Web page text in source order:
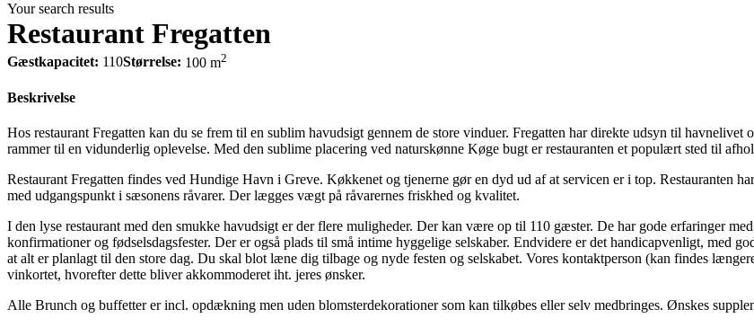
Your search results
Restaurant Fregatten
Gæstkapacitet: 110Størrelse: 100 m2
Beskrivelse
Hos restaurant Fregatten kan du se frem til en sublim havudsigt gennem de store vinduer. Fregatten har direkte udsyn til havnelivet
rammer til en vidunderlig oplevelse. Med den sublime placering ved naturskønne Køge bugt er restauranten et populært sted til
Restaurant Fregatten findes ved Hundige Havn i Greve. Køkkenet og tjenerne gør en dyd ud af at servicen er i top. Restauranten
med udgangspunkt i sæsonens råvarer. Der lægges vægt på råvarernes friskhed og kvalitet.
I den lyse restaurant med den smukke havudsigt er der flere muligheder. Der kan være op til 110 gæster. De har gode erfaringer
konfirmationer og fødselsdagsfester. Der er også plads til små intime hyggelige selskaber. Endvidere er det handicapvenligt, med
at alt er planlagt til den store dag. Du skal blot læne dig tilbage og nyde festen og selskabet. Vores kontaktperson (kan findes
vinkortet, hvorefter dette bliver akkommoderet iht. jeres ønsker.
Alle Brunch og buffetter er incl. opdækning men uden blomsterdekorationer som kan tilkøbes eller selv medbringes. Ønskes